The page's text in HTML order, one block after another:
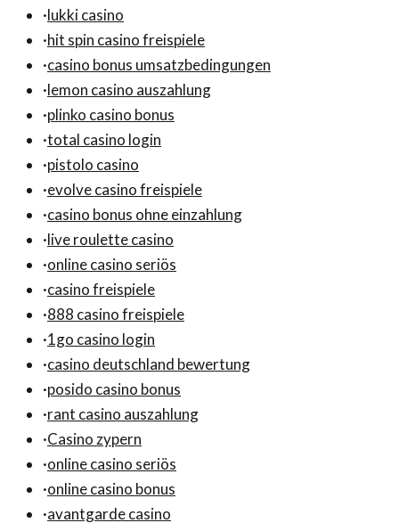
·lukki casino
·hit spin casino freispiele
·casino bonus umsatzbedingungen
·lemon casino auszahlung
·plinko casino bonus
·total casino login
·pistolo casino
·evolve casino freispiele
·casino bonus ohne einzahlung
·live roulette casino
·online casino seriös
·casino freispiele
·888 casino freispiele
·1go casino login
·casino deutschland bewertung
·posido casino bonus
·rant casino auszahlung
·Casino zypern
·online casino seriös
·online casino bonus
·avantgarde casino